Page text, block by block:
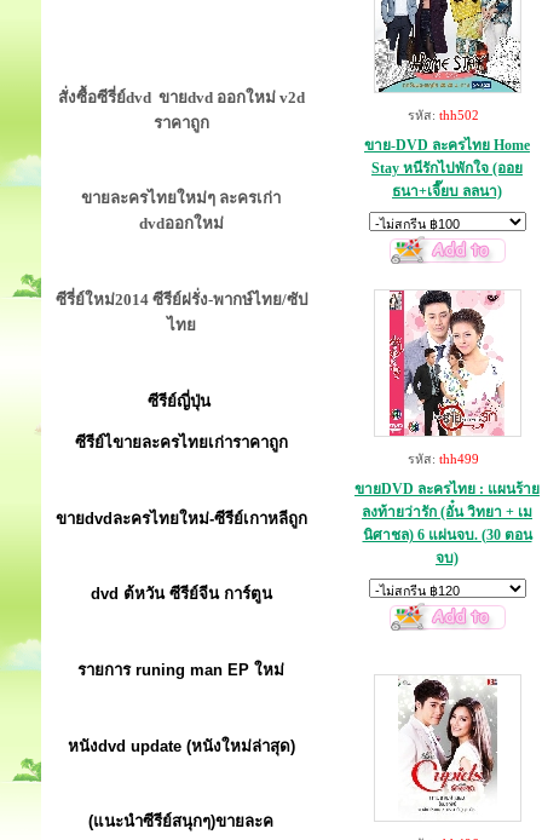
สั่งซื้อซีรี่ย์dvd ขายdvd ออกใหม่ v2d
ราคาถูก
ขายละครไทยใหม่ๆ ละครเก่า
dvdออกใหม่
ซีรี่ย์ใหม่2014 ซีรีย์ฝรั่ง-พากษ์ไทย/ซัป
ไทย
ซีรีย์ญี่ปุ่น
ซีรีย์ไขายละครไทยเก่าราคาถูก
ขายdvdละครไทยใหม่-ซีรีย์เกาหลีถูก
dvd ต้หวัน ซีรีย์จีน การ์ตูน
รายการ runing man EP ใหม่
หนังdvd update (หนังใหม่ล่าสุด)
(แนะนำซีรีย์สนุกๆ)ขายละค
รหัส: thh502
ขาย-DVD ละครไทย Home
Stay หนีรักไปพักใจ (ออย
ธนา+เจี๊ยบ ลลนา)
รหัส: thh499
ขายDVD ละครไทย : แผนร้าย
ลงท้ายว่ารัก (อั๋น วิทยา + เม
นิศาชล) 6 แผ่นจบ. (30 ตอน
จบ)